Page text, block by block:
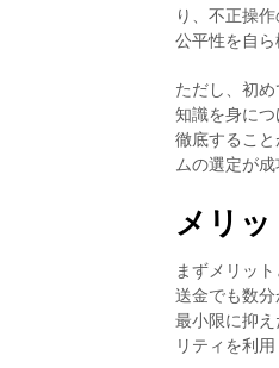
り、不正操
公平性を自ら
ただし、初
知識を身に
徹底するこ
ムの選定が成
メリ
まずメリット
送金でも数
最小限に抑
リティを利